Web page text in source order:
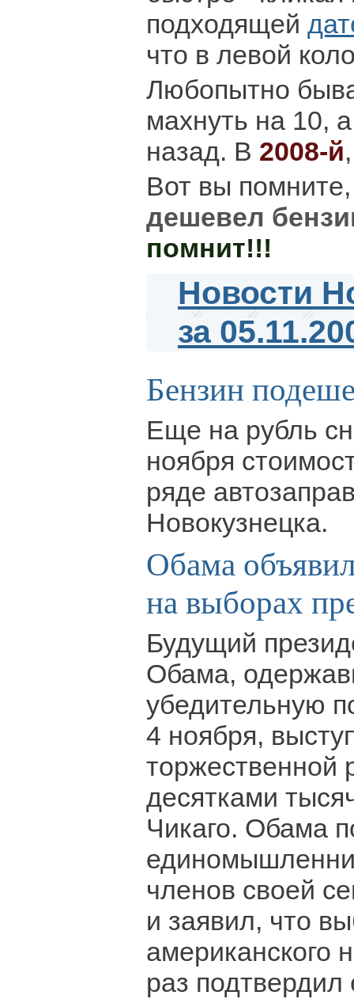
подходящей
что в левой
Любопытно
махнуть на 10,
назад. В 2008-й
Вот вы помните,
дешевел
помнит!!!
Новости
за
Бензин
Еще на рубль
ноября
ряде
Новокузнецка.
Обама
на выборах
Будущий
Обама,
убедительную
4 ноября,
торжественной
десятками
Чикаго. Обама
членов своей
и заявил, что
американского
раз